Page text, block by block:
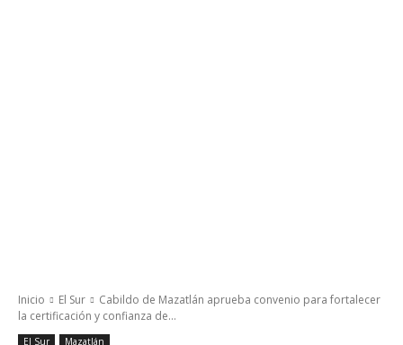
Inicio El Sur
Cabildo de Mazatlán aprueba convenio para fortalecer
la certificación y confianza de...
El Sur Mazatlán